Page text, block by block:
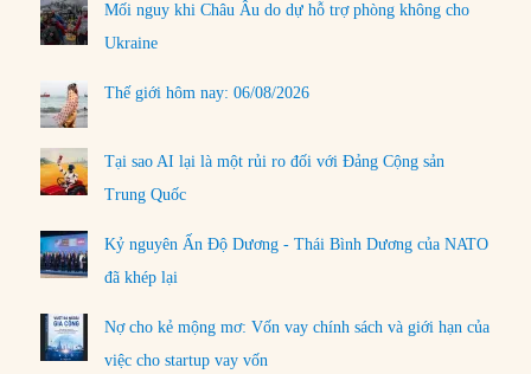
Mối nguy khi Châu Âu do dự hỗ trợ phòng không cho
Ukraine
Thế giới hôm nay: 06/08/2026
Tại sao AI lại là một rủi ro đối với Đảng Cộng sản
Trung Quốc
Kỷ nguyên Ấn Độ Dương - Thái Bình Dương của NATO
đã khép lại
Nợ cho kẻ mộng mơ: Vốn vay chính sách và giới hạn của
việc cho startup vay vốn